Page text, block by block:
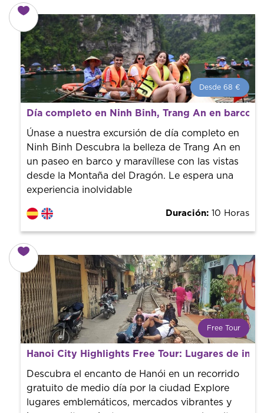
Desde 68 €
Desde 68 € por persona.
¡Reserva con nosotros! Colaboramos con los mejores
guías de la ciudad para tener el mejor precio y servicio.
Día completo en Ninh Binh, Trang An en barco
Únase a nuestra excursión de día completo en
Ninh Binh Descubra la belleza de Trang An en
un paseo en barco y maravíllese con las vistas
desde la Montaña del Dragón. Le espera una
experiencia inolvidable
Duración: 10 Horas
Free Tour
¿Qué es un FREE TOUR?
Tendencia mundial en rutas turísticas. Reserva sin coste
con un guía profesional. ¡El precio es libre! Por lo que al
finalizar la experiencia tú le pones el precio.
Hanoi City Highlights Free Tour: Lugares de
Descubra el encanto de Hanói en un recorrido
gratuito de medio día por la ciudad Explore
lugares emblemáticos, mercados vibrantes y